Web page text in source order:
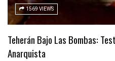
1569 VIEWS
Teherán Bajo Las Bombas:
Anarquista